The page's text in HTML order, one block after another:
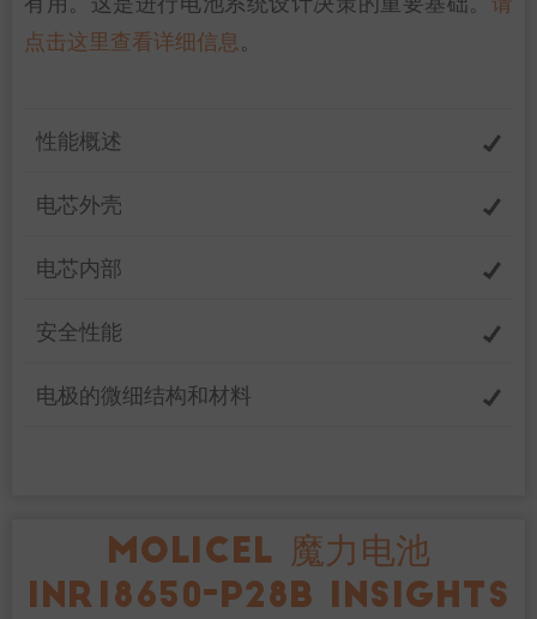
点击这里查看详细信息。
性能概述
电芯外壳
电芯内部
安全性能
电极的微细结构和材料
MOLICEL 魔力电池
INR18650-P28B INSIGHTS